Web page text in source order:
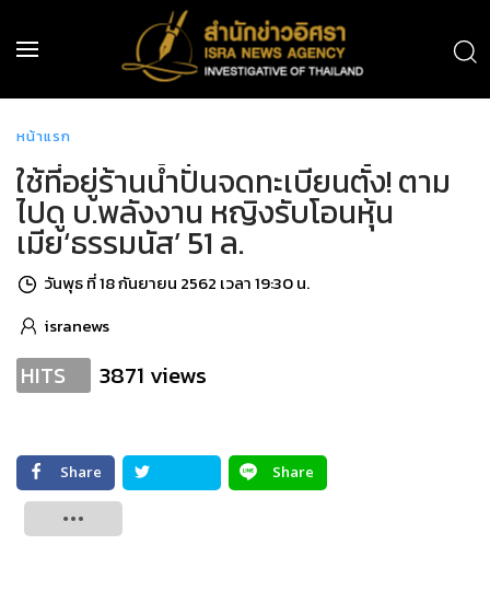
หน้าแรก
ใช้ที่อยู่ร้านน้ำปั่นจดทะเบียนตั้ง! ตาม
ไปดู บ.พลังงาน หญิงรับโอนหุ้น
เมีย‘ธรรมนัส’ 51 ล.
วันพุธ ที่ 18 กันยายน 2562 เวลา 19:30 น.
isranews
HITS 3871 views
Share
Share